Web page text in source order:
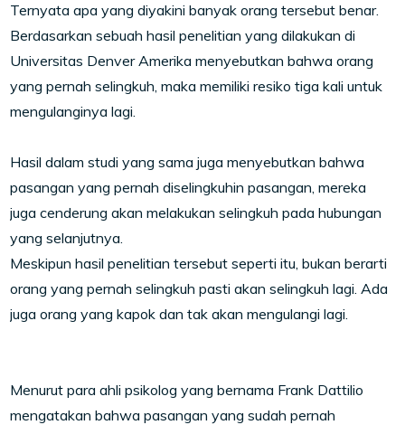
Ternyata apa yang diyakini banyak orang tersebut benar.
Berdasarkan sebuah hasil penelitian yang dilakukan di
Universitas Denver Amerika menyebutkan bahwa orang
yang pernah selingkuh, maka memiliki resiko tiga kali untuk
mengulanginya lagi.
Hasil dalam studi yang sama juga menyebutkan bahwa
pasangan yang pernah diselingkuhin pasangan, mereka
juga cenderung akan melakukan selingkuh pada hubungan
yang selanjutnya.
Meskipun hasil penelitian tersebut seperti itu, bukan berarti
orang yang pernah selingkuh pasti akan selingkuh lagi. Ada
juga orang yang kapok dan tak akan mengulangi lagi.
Menurut para ahli psikolog yang bernama Frank Dattilio
mengatakan bahwa pasangan yang sudah pernah